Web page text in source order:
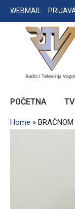
Skip
to
WEBMAIL
RADIO
POČETNA
Home »